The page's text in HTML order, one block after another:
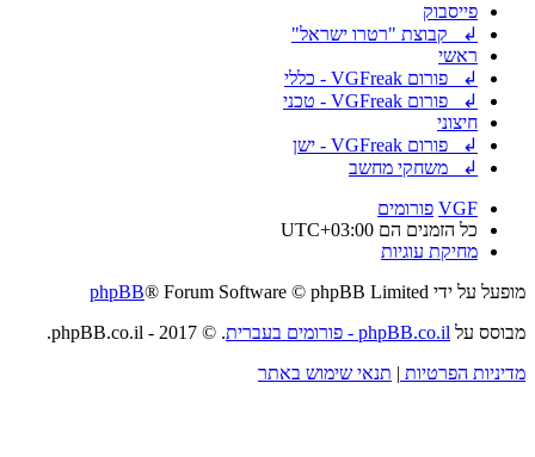
פייסבוק
↲ קבוצת "רטרו ישראל"
ראשי
↲ פורום VGFreak - כללי
↲ פורום VGFreak - טכני
חיצוני
↲ פורום VGFreak - ישן
↲ משחקי מחשב
VGF פורומים
כל הזמנים הם UTC+03:00
מחיקת עוגיות
מופעל על ידי
phpBB® Forum Software © phpBB Limited
מבוסס על phpBB.co.il - פורומים בעברית
. © 2017 - phpBB.co.il.
מדיניות הפרטיות | תנאי שימוש באתר